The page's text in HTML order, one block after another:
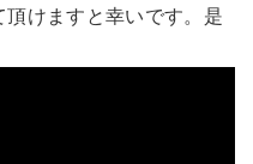
けますと幸いです。是